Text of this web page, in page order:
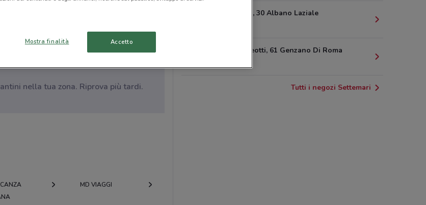
nella tua zona. Riprova più tardi.
Via Trilussa, 30 Albano Laziale
Corso Matteotti, 61 Genzano Di Roma
Tutti i negozi Settemari
MD VIAGGI
Mostra finalità Accetto